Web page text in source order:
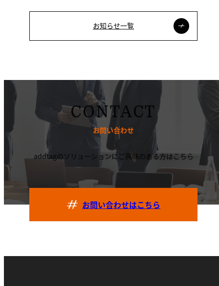
お知らせ一覧
CONTACT
お問い合わせ
addtagのソリューションにご興味のある方はこちら
お問い合わせはこちら